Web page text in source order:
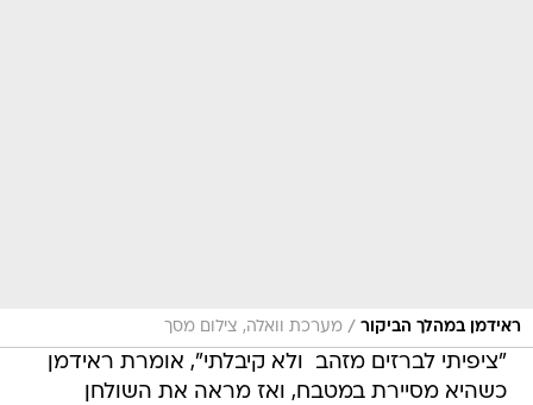
ראידמן במהלך הביקור / מערכת וואלה, צילום מסך
"ציפיתי לברזים מזהב  ולא קיבלתי", אומרת ראידמן
כשהיא מסיירת במטבח, ואז מראה את השולחן